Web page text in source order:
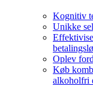
Kognitiv
Unikke
Oplev
Køb
alkoholfri